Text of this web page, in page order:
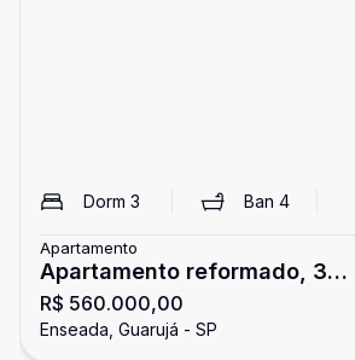
Dorm 3 Ban 4
Apartamento
Apartamento reformado, 3
dormitórios, Enseada, Guarujá
R$ 560.000,00
Enseada, Guarujá - SP